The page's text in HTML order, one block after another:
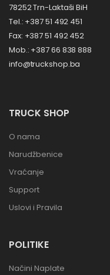
78252 Trn-Laktaši BiH
Tel.: +387 51 492 451
Fax: +387 51 492 452
Mob.: +387 66 838 888
info@truckshop.ba
TRUCK SHOP
O nama
Narudžbenice
Vraćanje
Support
Uslovi i Pravila
POLITIKE
Načini Naplate